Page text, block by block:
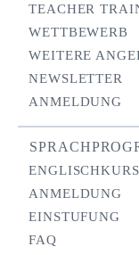
TEACHER
WETTBEWERB
WEITERE
NEWSLETTER
ANMELDUNG
ANMELDUNG
EINSTUFUNG
FAQ